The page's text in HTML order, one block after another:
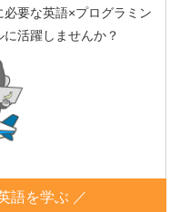
要な英語×プログラミン
活躍しませんか？
語を学ぶ ／